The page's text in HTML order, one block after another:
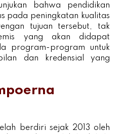
bahwa pendidikan
pada peningkatan kualitas
tujuan tersebut, tak
yang akan didapat
program-program untuk
dan kredensial yang
berdiri sejak 2013 oleh